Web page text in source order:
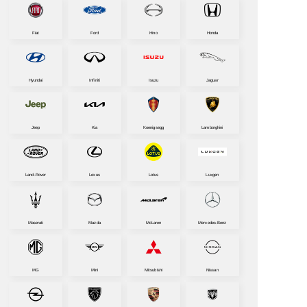
Fiat Ford Hino Honda
Hyundai Infiniti Isuzu Jaguar
Jeep Kia Koenigsegg Lamborghini
Land-Rover Lexus Lotus Luxgen
Maserati Mazda McLaren Mercedes-Benz
MG Mini Mitsubishi Nissan